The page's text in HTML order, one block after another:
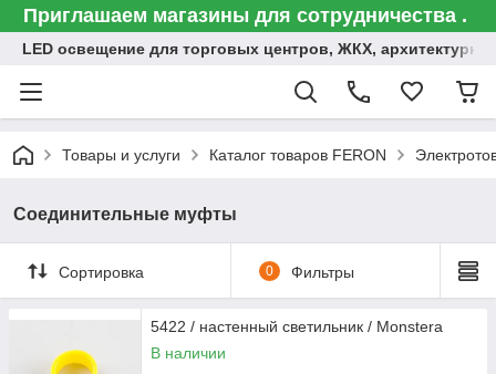
Приглашаем магазины для сотрудничества .
LED освещение для торговых центров, ЖКХ,
Товары и услуги Каталог товаров FERON
Соединительные муфты
Сортировка 0 Фильтры
5422 / настенный светильник / Monstera
В наличии